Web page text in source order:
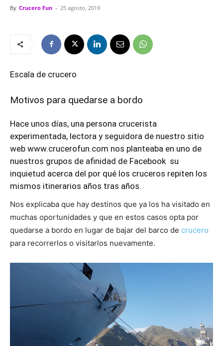
By Crucero Fun - 25 agosto, 2019
Escala de crucero
Motivos para quedarse a bordo
Hace unos días, una persona crucerista
experimentada, lectora y seguidora de nuestro sitio
web www.crucerofun.com nos planteaba en uno de
nuestros grupos de afinidad de Facebook su
inquietud acerca del por qué los cruceros repiten los
mismos itinerarios años tras años.
Nos explicaba que hay destinos que ya los ha visitado en
muchas oportunidades y que en estos casos opta por
quedarse a bordo en lugar de bajar del barco de crucero
para recorrerlos o visitarlos nuevamente.